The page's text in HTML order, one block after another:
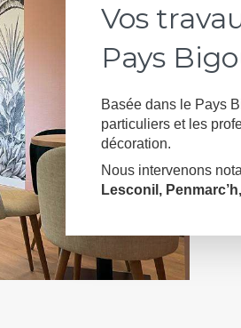
Vos
Pays
Basée dans le Pays
particuliers et les
décoration.
Nous intervenons
Lesconil,